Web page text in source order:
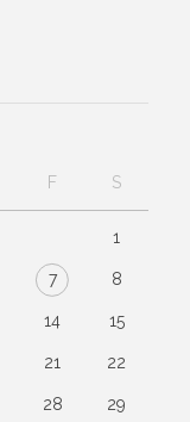
F S
1
7 8
14 15
21 22
28 29